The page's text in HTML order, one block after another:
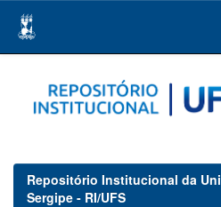
navigation
Repositório Institucional da
Sergipe - RI/UFS